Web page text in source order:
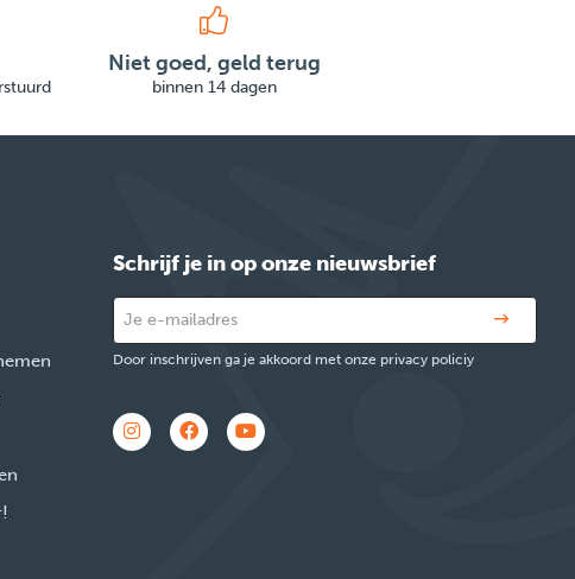
Niet goed, geld terug
binnen 14 dagen
Schrijf je in op onze nieuwsbrief
Door inschrijven ga je akkoord met onze privacy policiy